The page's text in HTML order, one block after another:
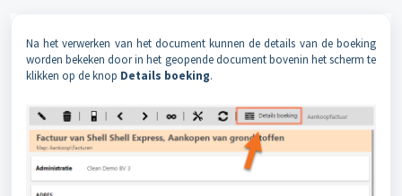
Na het verwerken van het document kunnen de details van de boeking
worden bekeken door in het geopende document bovenin het scherm te
klikken op de knop Details boeking.